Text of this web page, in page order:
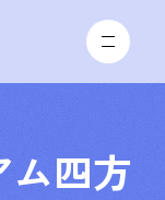
四方